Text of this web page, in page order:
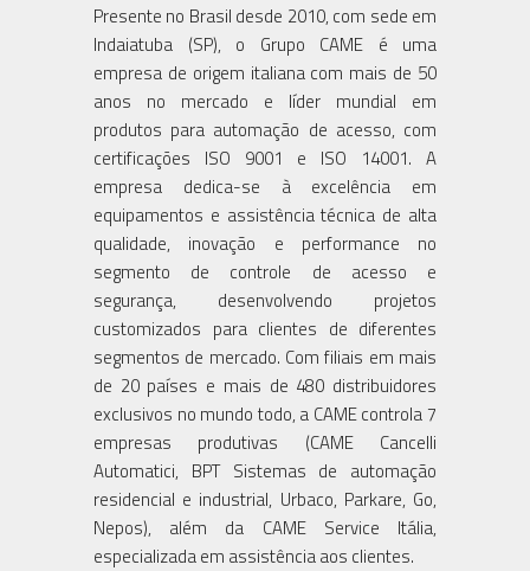
Presente no Brasil desde 2010, com sede em
Indaiatuba (SP), o Grupo CAME é uma
empresa de origem italiana com mais de 50
anos no mercado e líder mundial em
produtos para automação de acesso, com
certificações ISO 9001 e ISO 14001. A
empresa dedica-se à excelência em
equipamentos e assistência técnica de alta
qualidade, inovação e performance no
segmento de controle de acesso e
segurança, desenvolvendo projetos
customizados para clientes de diferentes
segmentos de mercado. Com filiais em mais
de 20 países e mais de 480 distribuidores
exclusivos no mundo todo, a CAME controla 7
empresas produtivas (CAME Cancelli
Automatici, BPT Sistemas de automação
residencial e industrial, Urbaco, Parkare, Go,
Nepos), além da CAME Service Itália,
especializada em assistência aos clientes.